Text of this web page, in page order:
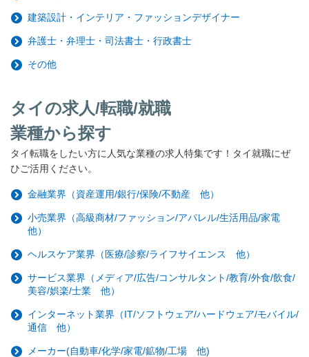
建築設計・インテリア・ファッションデザイナー
弁護士・弁理士・司法書士・行政書士
その他
タイの求人/転職/就職
業種から探す
タイ転職をしたい方に人気な業種の求人特集です！タイ就職にぜ
ひご活用ください。
金融業界（資産運用/銀行/保険/不動産 他）
小売業界（高級商材/ファッション/アパレル/生活用品/家電
他）
ヘルスケア業界（医療/診察/ライフサイエンス 他）
サービス業界（メディア/広告/コンサルタント/教育/外食/飲食/
美容/娯楽/士業 他）
インターネット業界（IT/ソフトウェア/ハードウェア/モバイル/
通信 他）
メーカー(自動車/化学/家電/鉱物/工場 他)